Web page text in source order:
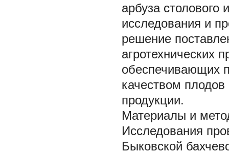
арбуза столового
исследования и
решение
агротехнических
обеспечивающих
качеством плодов
продукции.
Материалы и
Исследования
Быковской